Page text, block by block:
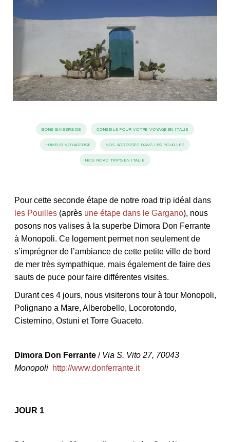
LE DÉCOR ITALIEN
LIRE
Lucia
Les cuirs de
Toscane
NOS ARTICLES ART ET DESIGN
Burano, la palette
de tous les
superlatifs
ET FUGUEUSES
AND I
journal
WEBSERIE
Dolce Follia
BONS BAISERS DE CONSEILS POUR VOTRE VOYAGE EN ITALIE
HUMEUR VOYAGEUSE NOS ADRESSES DANS LES POUILLES
NOS ROAD TRIPS EN ITALIE
Pour cette seconde étape de notre road trip idéal dans
les Pouilles(après une étape dans le Gargano), nous
posons nos valises à la superbe Dimora Don Ferrante
à Monopoli. Ce logement permet non seulement de
s’imprégner de l’ambiance de cette petite ville de bord
de mer très sympathique, mais également de faire des
sauts de puce pour faire différentes visites.
Durant ces 4 jours, nous visiterons tour à tour Monopoli,
Polignano a Mare, Alberobello, Locorotondo,
Cisternino, Ostuni et Torre Guaceto.
Dimora Don Ferrante/ Via S. Vito 27, 70043
Monopoli http://www.donferrante.it
JOUR 1